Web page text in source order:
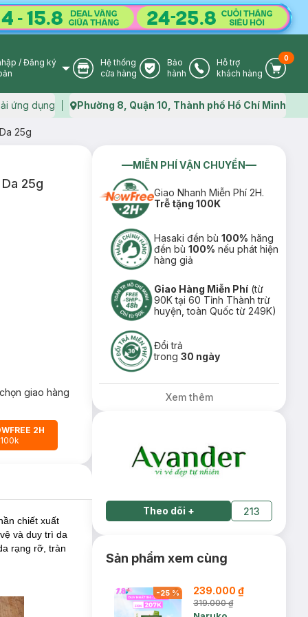
User Icon
/ Đăng ký
Store Icon
Hệ thống
cửa hàng
Warranty Icon
Bảo
hành
Phone Icon
Hỗ trợ
khách hàng
Cart
0
ứng dụng Map icon
Phường 8, Quận 10, Thành phố Hồ Chí Minh
25g
25g
giao hàng
2H
chiết xuất
và duy trì da
rạng rỡ, tràn
MIỄN PHÍ VẬN CHUYỂN
Giao Nhanh Miễn Phí 2H.
Trễ tặng 100K
Hasaki đền bù100% hãng
đền bù100% nếu phát hiện
hàng giả
Giao Hàng Miễn Phí (từ
90K tại 60 Tỉnh Thành trừ
huyện, toàn Quốc từ 249K)
Đổi trả
trong30 ngày
Xem thêm
Theo dõi + 213
Sản phẩm xem cùng
-25% 239.000 ₫
319.000 ₫